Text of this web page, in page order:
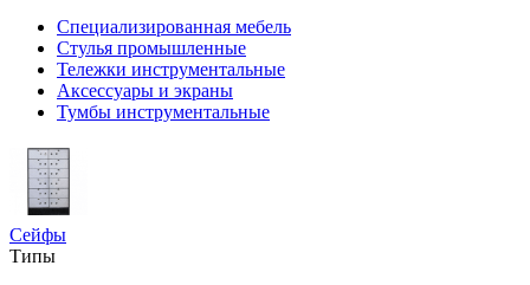
Специализированная мебель
Стулья промышленные
Тележки инструментальные
Аксессуары и экраны
Тумбы инструментальные
Сейфы
Типы